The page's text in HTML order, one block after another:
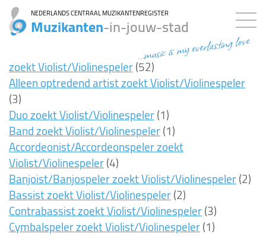
NEDERLANDS CENTRAAL MUZIKANTENREGISTER
Muzikanten-in-jouw-stad
...music is my everlasting love
zoekt Violist/Violinespeler(52)
Alleen optredend artist zoekt Violist/Violinespeler
(3)
Duo zoekt Violist/Violinespeler(1)
Band zoekt Violist/Violinespeler(1)
Accordeonist/Accordeonspeler zoekt
Violist/Violinespeler(4)
Banjoist/Banjospeler zoekt Violist/Violinespeler(2)
Bassist zoekt Violist/Violinespeler(2)
Contrabassist zoekt Violist/Violinespeler(3)
Cymbalspeler zoekt Violist/Violinespeler(1)